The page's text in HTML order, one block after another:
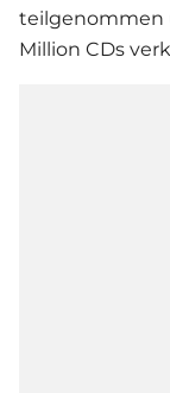
teilgenommen
Million CDs